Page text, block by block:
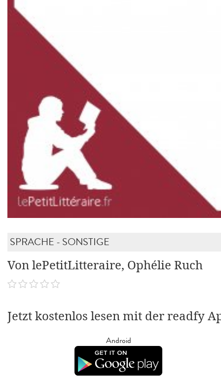
SPRACHE - SONSTIGE
Von lePetitLitteraire, Ophélie Ruch
Jetzt kostenlos lesen mit der readfy
Android